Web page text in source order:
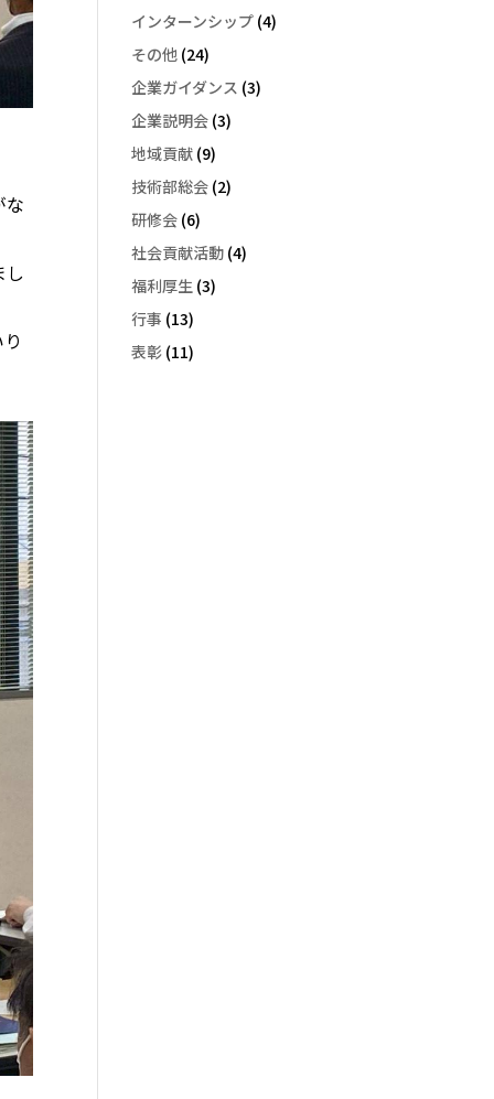
な
インターンシップ (4)
その他 (24)
企業ガイダンス (3)
企業説明会 (3)
地域貢献 (9)
技術部総会 (2)
研修会 (6)
社会貢献活動 (4)
福利厚生 (3)
行事 (13)
表彰 (11)